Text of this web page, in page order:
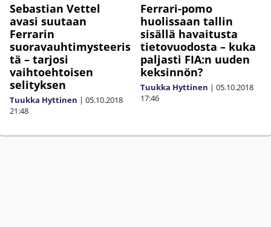
Sebastian Vettel
avasi suutaan
Ferrarin
suoravauhtimysteeris
tä – tarjosi
vaihtoehtoisen
selityksen
Tuukka Hyttinen | 05.10.2018
21:48
Ferrari-pomo
huolissaan tallin
sisällä havaitusta
tietovuodosta – kuka
paljasti FIA:n uuden
keksinnön?
Tuukka Hyttinen | 05.10.2018
17:46